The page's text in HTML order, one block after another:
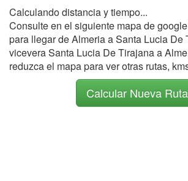
Calculando distancia y tiempo...
Consulte en el siguiente mapa de
para llegar de Almeria a Santa Lucia De
vicevera Santa Lucia De Tirajana a
reduzca el mapa para ver otras rutas,
Calcular Nueva Ruta